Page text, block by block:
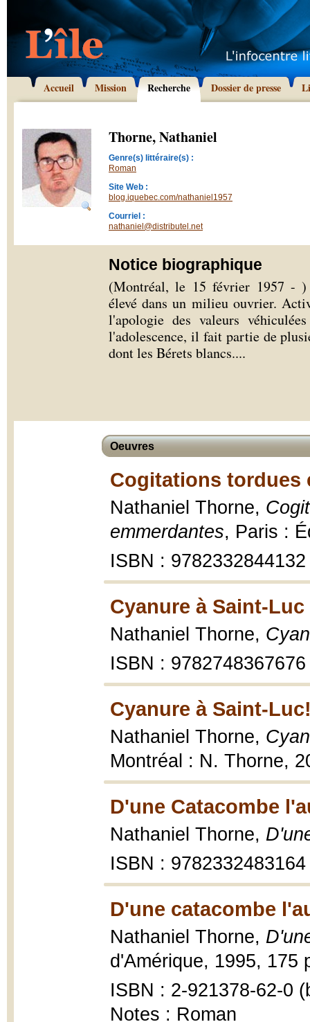
Accueil Mission Recherche Dossier de presse
Thorne, Nathaniel
Genre(s) littéraire(s) :
Roman
Site Web :
blog.iquebec.com/nathaniel1957
Courriel :
nathaniel@distributel.net
Notice biographique
(Montréal, le 15 février 1957 - )
élevé dans un milieu ouvrier.
l'apologie des valeurs
l'adolescence, il fait partie de
dont les Bérets blancs....
Oeuvres
Cogitations tordues
Nathaniel Thorne,
emmerdantes, Paris :
ISBN : 9782332844132
Cyanure à Saint-Luc
Nathaniel Thorne,
ISBN : 9782748367676
Cyanure à Saint-
Nathaniel Thorne,
Montréal : N. Thorne,
D'une Catacombe
Nathaniel Thorne,
ISBN : 9782332483164
D'une catacombe
Nathaniel Thorne,
d'Amérique, 1995, 175
ISBN : 2-921378-62-0
Notes : Roman